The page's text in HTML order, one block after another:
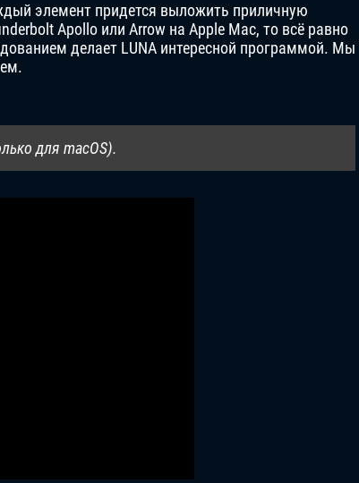
элемент придется выложить приличную
Apollo или Arrow на Apple Mac, то всё равно
делает LUNA интересной программой. Мы
для macOS).